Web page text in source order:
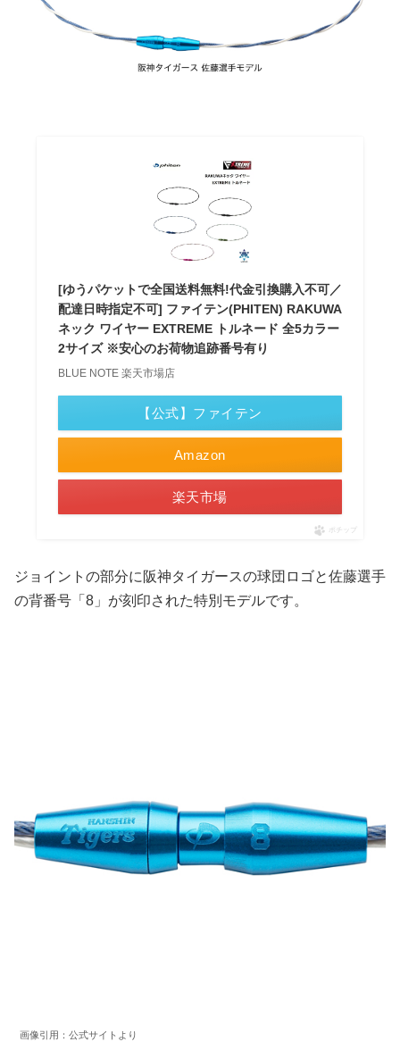
[ゆうパケットで全国送料無料!代金引換購入不可／
配達日時指定不可] ファイテン(PHITEN) RAKUWA
ネック ワイヤー EXTREME トルネード 全5カラー
2サイズ ※安心のお荷物追跡番号有り
BLUE NOTE 楽天市場店
Amazon
楽天市場
【公式】ファイテン
ポチップ
ジョイントの部分に阪神タイガースの球団ロゴと佐藤選手
の背番号「8」が刻印された特別モデルです。
画像引用：公式サイトより